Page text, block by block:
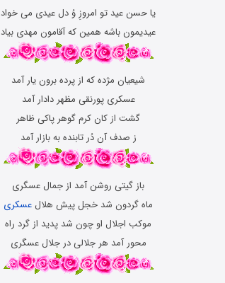
یا حسن عید تو امروزِ وُ دل عیدى مى خواد
عیدیمون باشه همین که آقامون مهدى بیاد
شیعیان مژده که از پرده برون یار آمد
عسکرى پورنقى مظهر دادار آمد
گشت از کان کرم گوهر پاکى ظاهر
ز صدف آن دُر تابنده به بازار آمد
باز گیتى روشن آمد از جمال عسگرى
ماه گردون شد خجل پیش هلال عسکرى
موکب اجلال او چون شد پدید از گرد راه
محور آمد هر جلالى در جلال عسگرى